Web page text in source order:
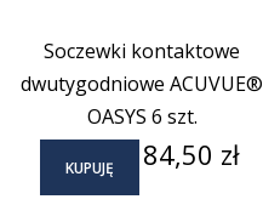
Soczewki kontaktowe
dwutygodniowe ACUVUE®
OASYS 6 szt.
KUPUJĘ Cena
84,50 zł